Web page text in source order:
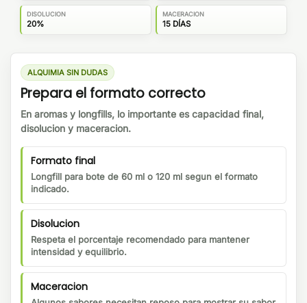
DISOLUCION
20%
MACERACION
15 DÍAS
ALQUIMIA SIN DUDAS
Prepara el formato correcto
En aromas y longfills, lo importante es capacidad final,
disolucion y maceracion.
Formato final
Longfill para bote de 60 ml o 120 ml segun el formato
indicado.
Disolucion
Respeta el porcentaje recomendado para mantener
intensidad y equilibrio.
Maceracion